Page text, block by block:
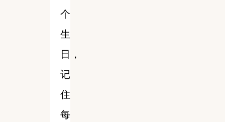
个
生
日，
记
住
每